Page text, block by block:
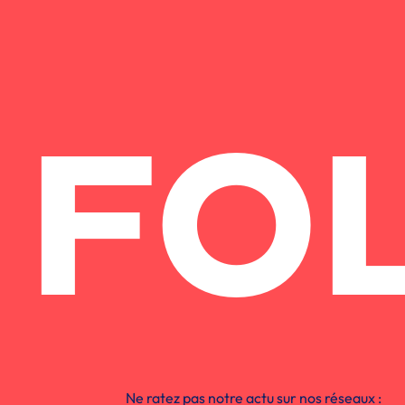
Ne ratez pas notre actu sur nos réseaux :